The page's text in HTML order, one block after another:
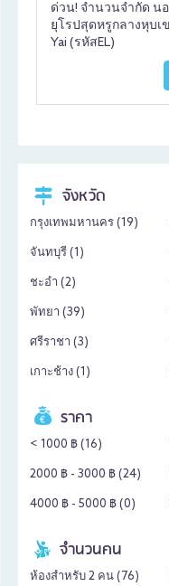
ด่วน! จำนวนจำกัด น
ยุโรปสุดหรูกลางหุบเ
Yai (รหัสEL)
จังหวัด
กรุงเทพมหานคร (19)
จันทบุรี (1 )
ชะอำ (2)
พัทยา (39)
ศรีราชา (3)
เกาะช้าง (1 )
ราคา
< 1000 ฿ (16)
2000 ฿ - 3000 ฿ (24)
4000 ฿ - 5000 ฿ (0)
จำนวนคน
ห้องสำหรับ 2 คน ( 76)